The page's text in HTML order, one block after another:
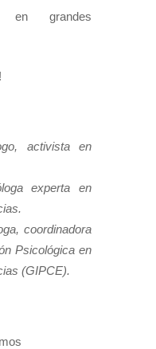
grandes
activista en
experta en
coordinadora
Psicológica en
(GIPCE).